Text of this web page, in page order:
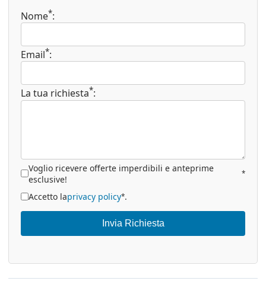
Nome*:
Email*:
La tua richiesta*:
Voglio ricevere offerte imperdibili e anteprime
esclusive!
*
Accetto laprivacy policy*.
Invia Richiesta